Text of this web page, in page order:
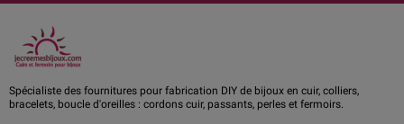
Spécialiste des fournitures pour fabrication DIY de bijoux en cuir, colliers,
bracelets, boucle d'oreilles : cordons cuir, passants, perles et fermoirs.